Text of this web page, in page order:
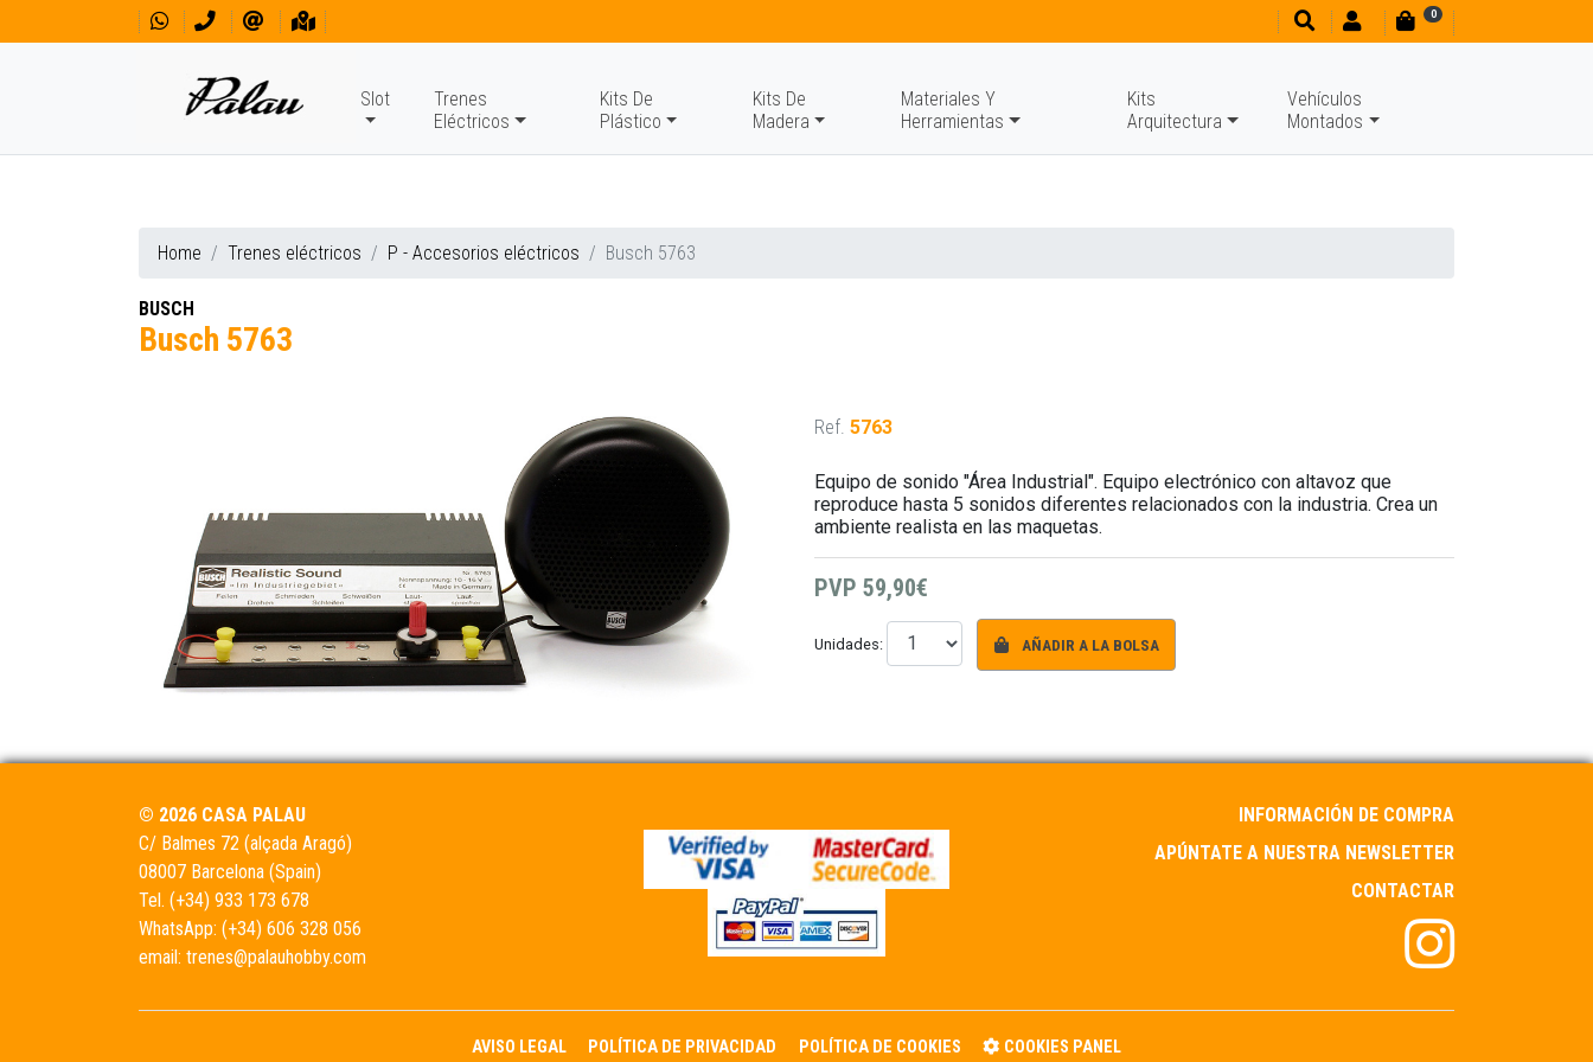
0
Slot
Trenes
Eléctricos
Kits De
Plástico
Kits De
Madera
Materiales Y
Herramientas
Kits
Arquitectura
Vehículos
Montados
Home Trenes eléctricos P - Accesorios eléctricos Busch 5763
BUSCH
Busch 5763
Ref. 5763
Equipo de sonido "Área Industrial". Equipo electrónico con altavoz que
reproduce hasta 5 sonidos diferentes relacionados con la industria. Crea un
ambiente realista en las maquetas.
PVP 59,90€
Unidades: AÑADIR A LA BOLSA
© 2026 CASA PALAU
C/ Balmes 72 (alçada Aragó)
08007 Barcelona (Spain)
Tel. (+34) 933 173 678
WhatsApp: (+34) 606 328 056
email: trenes@palauhobby.com
INFORMACIÓN DE COMPRA
APÚNTATE A NUESTRA NEWSLETTER
CONTACTAR
AVISO LEGAL POLÍTICA DE PRIVACIDAD POLÍTICA DE COOKIES COOKIES PANEL